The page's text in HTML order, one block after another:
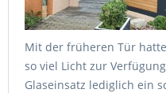
Mit der früheren Tür
so viel Licht zur
Glaseinsatz lediglich ein